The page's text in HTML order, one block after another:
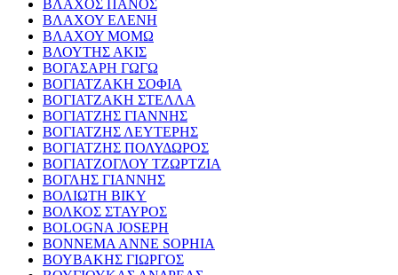
ΒΛΑΧΟΣ ΠΑΝΟΣ
ΒΛΑΧΟΥ ΕΛΕΝΗ
ΒΛΑΧΟΥ ΜΟΜΩ
ΒΛΟΥΤΗΣ ΑΚΙΣ
ΒΟΓΑΣΑΡΗ ΓΩΓΩ
ΒΟΓΙΑΤΖΑΚΗ ΣΟΦΙΑ
ΒΟΓΙΑΤΖΑΚΗ ΣΤΕΛΛΑ
ΒΟΓΙΑΤΖΗΣ ΓΙΑΝΝΗΣ
ΒΟΓΙΑΤΖΗΣ ΛΕΥΤΕΡΗΣ
ΒΟΓΙΑΤΖΗΣ ΠΟΛΥΔΩΡΟΣ
ΒΟΓΙΑΤΖΟΓΛΟΥ ΤΖΩΡΤΖΙΑ
ΒΟΓΛΗΣ ΓΙΑΝΝΗΣ
ΒΟΛΙΩΤΗ ΒΙΚΥ
ΒΟΛΚΟΣ ΣΤΑΥΡΟΣ
BOLOGNA JOSEPH
BONNEMA ANNE SOPHIA
ΒΟΥΒΑΚΗΣ ΓΙΩΡΓΟΣ